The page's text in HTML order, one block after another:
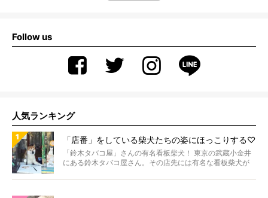
Follow us
人気ランキング
「店番」をしている柴犬たちの姿にほっこりする♡
「鈴木タバコ屋」さんの有名看板柴犬！ 東京の武蔵小金井
にある鈴木タバコ屋さん。その店先には有名な看板柴犬が